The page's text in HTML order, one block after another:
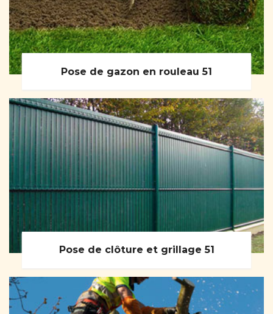
Pose de gazon en rouleau 51
Pose de clôture et grillage 51